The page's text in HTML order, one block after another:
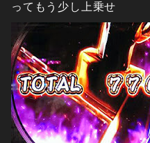
ってもう少し上乗せ